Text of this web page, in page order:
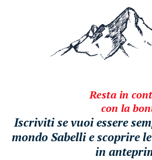
Resta in
con la
Iscriviti se vuoi essere
mondo Sabelli e scoprire
in